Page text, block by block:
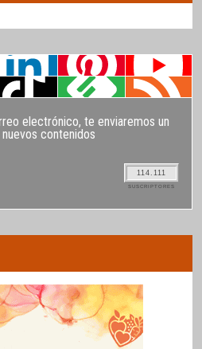
electrónico, te enviaremos un
contenidos
114.111
SUSCRIPTORES